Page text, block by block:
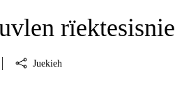
rïektesisnie
Juekieh